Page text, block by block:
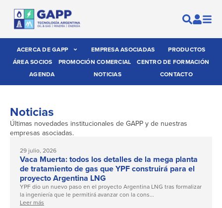
ACERCA DE GAPP EMPRESA ASOCIADAS
PRODUCTOS
ÁREA SOCIOS
PROMOCIÓN COMERCIAL
CENTRO DE FORMACIÓN
AGENDA
NOTICIAS CONTACTO
Noticias
Últimas novedades institucionales de GAPP y de nuestras
empresas asociadas.
29 julio, 2026
Vaca Muerta: todos los detalles de la mega planta
de tratamiento de gas que YPF construirá para el
proyecto Argentina LNG
YPF dio un nuevo paso en el proyecto Argentina LNG tras formalizar
la ingeniería que le permitirá avanzar con la cons...
Leer más